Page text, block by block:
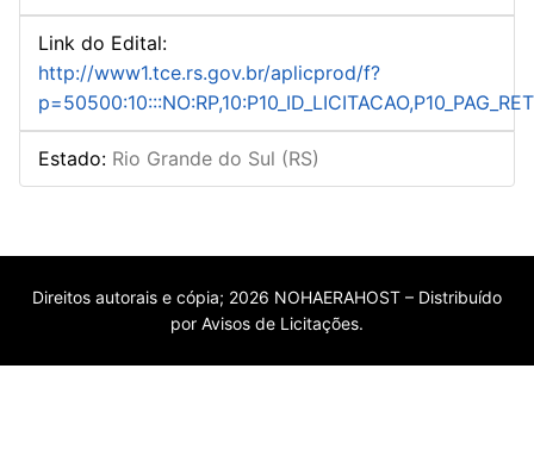
Link do Edital:
http://www1.tce.rs.gov.br/aplicprod/f?
Estado: Rio Grande do Sul (RS)
Direitos autorais e cópia; 2026 NOHAERAHOST – Distribuído
por Avisos de Licitações.